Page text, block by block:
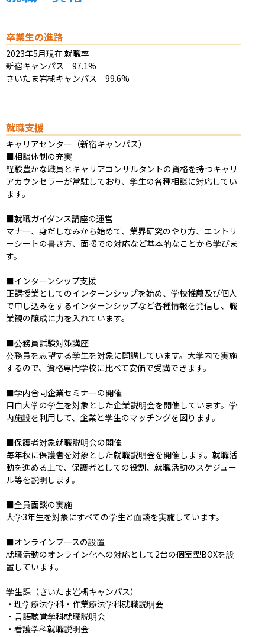
卒業生の進路
2023年5月現在 就職率
新宿キャンパス　97.1%
さいたま岩槻キャンパス　99.6%
就職支援
キャリアセンター（新宿キャンパス）
■相談体制の充実
経験豊かな職員とキャリアコンサルタントの資格を持つキャリ
アカウンセラーが常駐しており、学生の各種相談に対応してい
ます。
■就職ガイダンス講座の運営
マナー、身だしなみから始めて、業界研究のやり方、エントリ
ーシートの書き方、面接での対応など基本的なことから学びま
す。
■インターンシップ支援
正課授業としてのインターンシップを始め、学校推薦及び個人
で申し込みをするインターンシップなど各種情報を発信し、職
業観の醸成に力を入れています。
■公務員試験対策講座
公務員を志望する学生を対象に開講しています。大学内で実施
するので、資格専門学校に比べて安価で受講できます。
■学内合同企業セミナーの開催
目白大学の学生を対象とした企業説明会を開催しています。学
内施設を利用して、企業と学生のマッチングを図ります。
■保護者対象就職説明会の開催
毎年秋に保護者を対象とした就職説明会を開催します。就職活
動を進める上で、保護者としての役割、就職活動のスケジュー
ル等を説明します。
■全員面談の実施
大学3年生を対象にすべての学生と面談を実施しています。
■オンラインブースの設置
就職活動のオンライン化への対応として2台の個室型BOXを設
置しています。
学生課（さいたま岩槻キャンパス）
・理学療法学科・作業療法学科就職説明会
・言語聴覚学科就職説明会
・看護学科就職説明会